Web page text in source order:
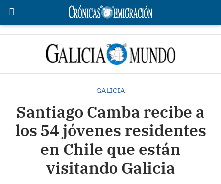
GALICIA
Santiago Camba recibe a
los 54 jóvenes residentes
en Chile que están
visitando Galicia